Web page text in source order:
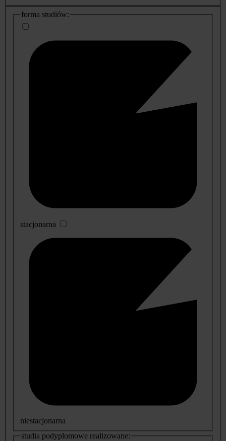
dodatkowe
informacje
forma studiów:
stacjonarna
niestacjonarna
studia podyplomowe realizowane: